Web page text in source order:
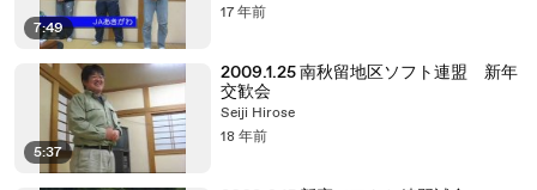
7:49
17 年前
5:37
2009.1.25 南秋留地区ソフト連盟 新年
交歓会
Seiji Hirose
18 年前